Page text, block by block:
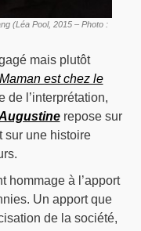
(Léa Pool, 2015 – Photo :
mais plutôt
Maman est chez le
de l’interprétation,
repose sur
sur une histoire
hommage à l’apport
Un apport que
de la société,